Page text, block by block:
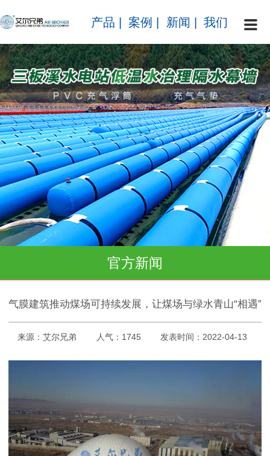
产品 案例 新闻 我们
官方新闻
气膜建筑推动煤场可持续发展，让煤场与绿水青山“相遇”
来源：艾尔兄弟 人气：1745 发表时间：2022-04-13